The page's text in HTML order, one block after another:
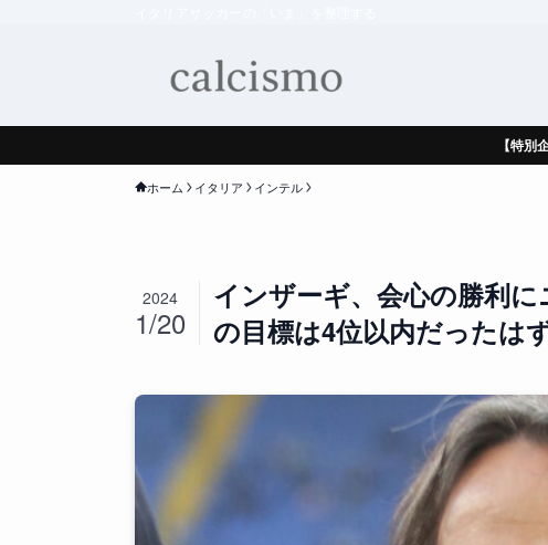
【特
ホーム イタリア インテル
インザーギ、会心の勝利
の目標は4位以内だったはず
2024
1/20